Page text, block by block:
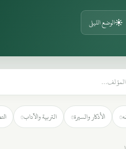
الوضع الليلي
١ الأذكار والسيرة٣ التربية والآداب٥